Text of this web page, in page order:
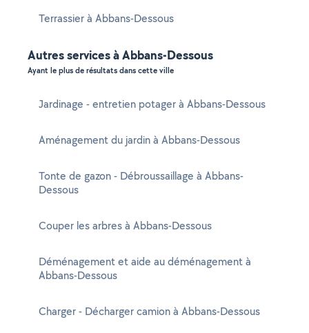
Terrassier à Abbans-Dessous
Autres services à Abbans-Dessous
Ayant le plus de résultats dans cette ville
Jardinage - entretien potager à Abbans-Dessous
Aménagement du jardin à Abbans-Dessous
Tonte de gazon - Débroussaillage à Abbans-
Dessous
Couper les arbres à Abbans-Dessous
Déménagement et aide au déménagement à
Abbans-Dessous
Charger - Décharger camion à Abbans-Dessous